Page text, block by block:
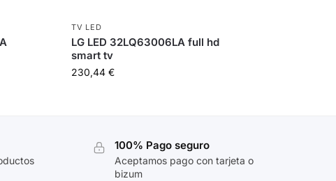
TV LED
LG LED 32LQ63006LA full hd
smart tv
230,44€
100% Pago seguro
Aceptamos pago con tarjeta o
bizum